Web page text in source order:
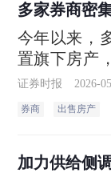
多家券商密
战略聚焦
今年以来，
置旗下房产
注。记者梳
券、招商证
等地的非核
证券时报 2026-
券商 出售房产
加力供给侧